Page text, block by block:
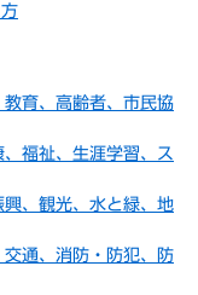
育、高齢者、市民協
福祉、生涯学習、ス
、観光、水と緑、地
通、消防・防犯、防